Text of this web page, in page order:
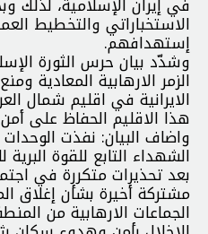
الاستخباراتي والتخطيط
إستهدافهم.
وشدّد بيان حرس الثورة
الزمر الارهابية المعادية
الايرانية في اقليم شمال
هذا الاقليم الحفاظ على
واضاف البيان: نفذت
الشهداء التابع للقوة
بعد تحذيرات متكررة في
مشتركة أخيرة بشأن إغلاق
الجماعات الارهابية من